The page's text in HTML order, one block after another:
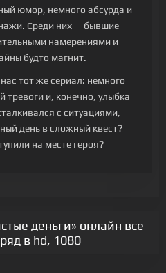
юмор, немного абсурда и
Среди них — бывшие
намерениями и
будто магнит.
тот же сериал: немного
тревоги и, конечно, улыбка
с ситуациями,
день в сложный квест?
на месте героя?
деньги» онлайн все
в hd, 1080